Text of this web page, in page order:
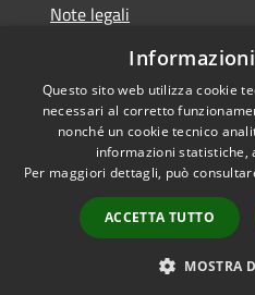
Note legali
Dichiarazione di accessibilità
Accessibilità
Questo sito web utilizza cookie
necessari al corretto
nonché un cookie tecnico
informazioni statistiche,
Per maggiori dettagli, può
ACCETTA TUTTO
MOSTRA